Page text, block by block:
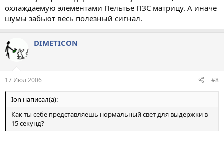
охлаждаемую элементами Пельтье ПЗС матрицу. А иначе
шумы забьют весь полезный сигнал.
DIMETICON
17 Июл 2006 #8
Ion написал(а):
Как ты себе представляешь нормальный свет для выдержки в
15 секунд?